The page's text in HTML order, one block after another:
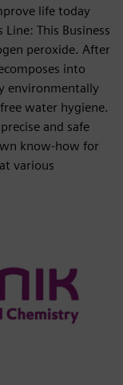
life today
This Business
peroxide. After
into
environmentally
water hygiene.
and safe
know-how for
various